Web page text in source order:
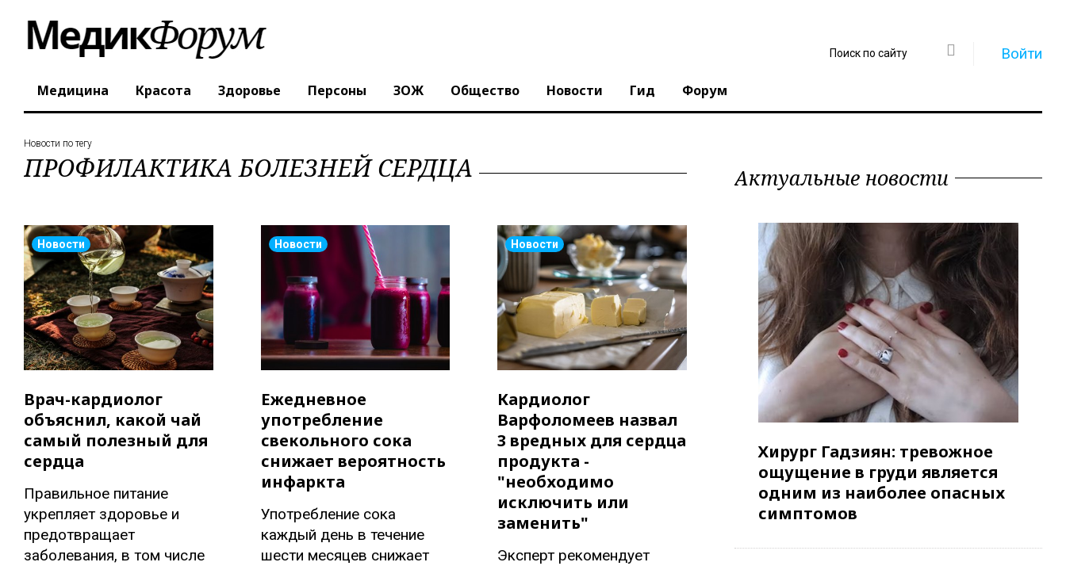
Войти
Регистрация
Медицина Красота Здоровье Персоны ЗОЖ Общество Новости Гид Форум
Новости по тегу
ПРОФИЛАКТИКА БОЛЕЗНЕЙ СЕРДЦА
Новости
Врач-кардиолог
объяснил, какой чай
самый полезный для
сердца
Правильное питание
укрепляет здоровье и
предотвращает
заболевания, в том числе
Новости
Ежедневное
употребление
свекольного сока
снижает вероятность
инфаркта
Употребление сока
каждый день в течение
шести месяцев снижает
Новости
Кардиолог
Варфоломеев назвал
3 вредных для сердца
продукта -
"необходимо
исключить или
заменить"
Эксперт рекомендует
Актуальные новости
Хирург Гадзиян: тревожное
ощущение в груди является
одним из наиболее опасных
симптомов